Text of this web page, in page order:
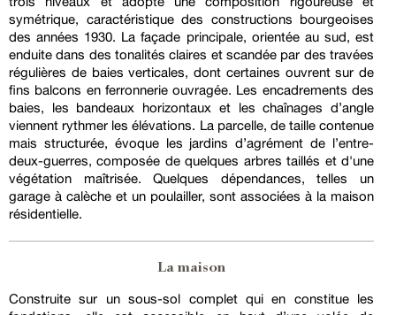
symétrique, caractéristique des constructions bourgeoises
des années 1930. La façade principale, orientée au sud, est
enduite dans des tonalités claires et scandée par des travées
régulières de baies verticales, dont certaines ouvrent sur de
fins balcons en ferronnerie ouvragée. Les encadrements des
baies, les bandeaux horizontaux et les chaînages d’angle
viennent rythmer les élévations. La parcelle, de taille contenue
mais structurée, évoque les jardins d’agrément de l’entre-
deux-guerres, composée de quelques arbres taillés et d'une
végétation maîtrisée. Quelques dépendances, telles un
garage à calèche et un poulailler, sont associées à la maison
résidentielle.
La maison
Construite sur un sous-sol complet qui en constitue les